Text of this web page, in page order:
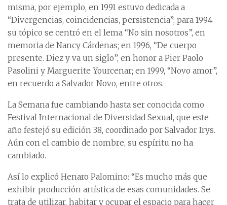
misma, por ejemplo, en 1991 estuvo dedicada a
“Divergencias, coincidencias, persistencia”; para 1994
su tópico se centró en el lema “No sin nosotros”, en
memoria de Nancy Cárdenas; en 1996, “De cuerpo
presente. Diez y va un siglo”, en honor a Pier Paolo
Pasolini y Marguerite Yourcenar; en 1999, “Novo amor”,
en recuerdo a Salvador Novo, entre otros.
La Semana fue cambiando hasta ser conocida como
Festival Internacional de Diversidad Sexual, que este
año festejó su edición 38, coordinado por Salvador Irys.
Aún con el cambio de nombre, su espíritu no ha
cambiado.
Así lo explicó Henaro Palomino: “Es mucho más que
exhibir producción artística de esas comunidades. Se
trata de utilizar, habitar y ocupar el espacio para hacer